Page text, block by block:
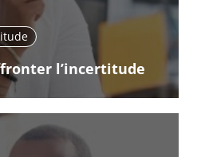
l’incertitude